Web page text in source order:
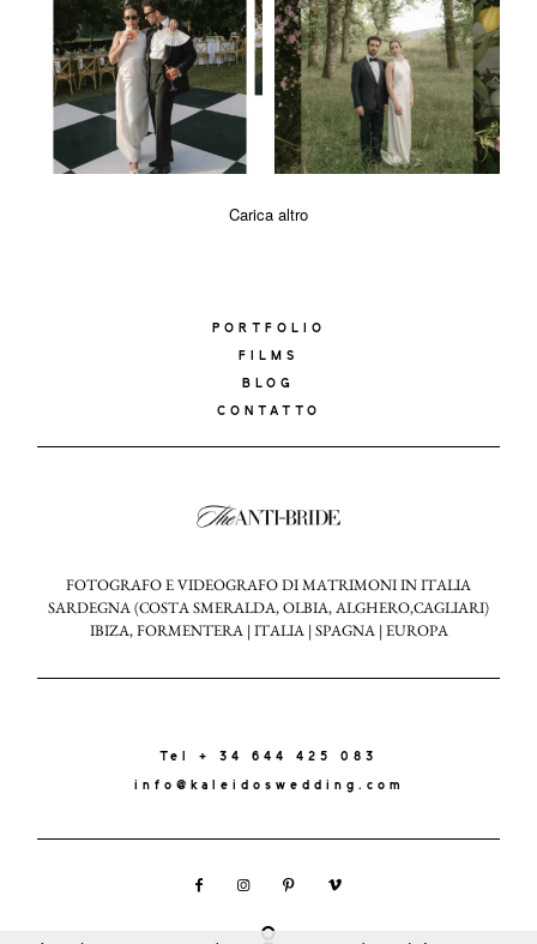
Carica altro
PORTFOLIO
FILMS
BLOG
CONTATTO
FOTOGRAFO E VIDEOGRAFO DI MATRIMONI IN ITALIA
SARDEGNA (COSTA SMERALDA, OLBIA, ALGHERO,CAGLIARI)
IBIZA, FORMENTERA | ITALIA | SPAGNA | EUROPA
Tel + 34 644 425 083
info@kaleidoswedding.com
KALEIDOS
ALL